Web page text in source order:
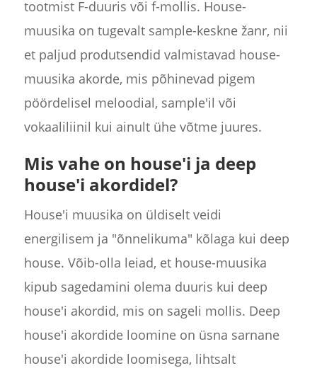
tootmist F-duuris või f-mollis. House-
muusika on tugevalt sample-keskne žanr, nii
et paljud produtsendid valmistavad house-
muusika akorde, mis põhinevad pigem
pöördelisel meloodial, sample'il või
vokaaliliinil kui ainult ühe võtme juures.
Mis vahe on house'i ja deep
house'i akordidel?
House'i muusika on üldiselt veidi
energilisem ja "õnnelikuma" kõlaga kui deep
house. Võib-olla leiad, et house-muusika
kipub sagedamini olema duuris kui deep
house'i akordid, mis on sageli mollis. Deep
house'i akordide loomine on üsna sarnane
house'i akordide loomisega, lihtsalt